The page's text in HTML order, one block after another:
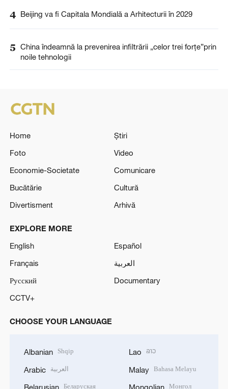
4 Beijing va fi Capitala Mondială a Arhitecturii în 2029
5 China îndeamnă la prevenirea infiltrării „celor trei forțe”prin
noile tehnologii
Home
Știri
Foto
Video
Economie-Societate
Comunicare
Bucătărie
Cultură
Divertisment
Arhivă
EXPLORE MORE
English
Español
Français
العربية
Русский
Documentary
CCTV+
CHOOSE YOUR LANGUAGE
Albanian Shqip
Arabic العربية
Belarusian Беларуская
Lao ລາວ
Malay Bahasa Melayu
Mongolian Монгол